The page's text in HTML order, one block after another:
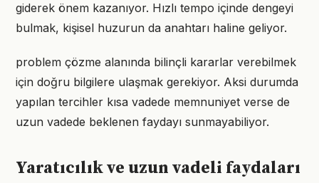
giderek önem kazanıyor. Hızlı tempo içinde dengeyi
bulmak, kişisel huzurun da anahtarı haline geliyor.
problem çözme alanında bilinçli kararlar verebilmek
için doğru bilgilere ulaşmak gerekiyor. Aksi durumda
yapılan tercihler kısa vadede memnuniyet verse de
uzun vadede beklenen faydayı sunmayabiliyor.
Yaratıcılık ve uzun vadeli faydaları